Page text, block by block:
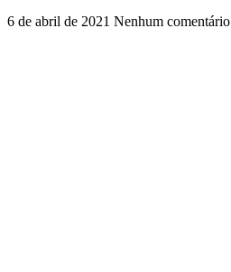
6 de abril de 2021 Nenhum comentário